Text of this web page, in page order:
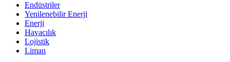
Endüstriler
Yenilenebilir Enerji
Enerji
Havacılık
Lojistik
Liman